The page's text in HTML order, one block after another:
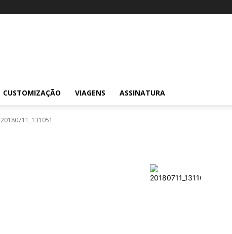
CUSTOMIZAÇÃO VIAGENS ASSINATURA
20180711_131051